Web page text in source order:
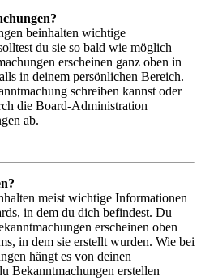
beinhalten wichtige
du sie so bald wie möglich
erscheinen ganz oben in
in deinem persönlichen Bereich.
schreiben kannst oder
die Board-Administration
ab.
meist wichtige Informationen
in dem du dich befindest. Du
erscheinen oben
in dem sie erstellt wurden. Wie bei
hängt es von deinen
Bekanntmachungen erstellen